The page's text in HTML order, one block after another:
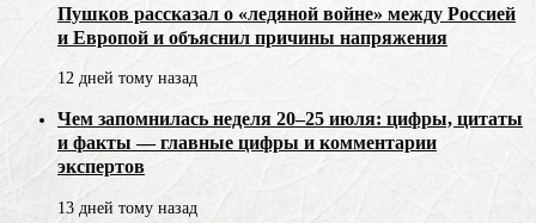
Пушков рассказал о «ледяной войне» между Россией
и Европой и объяснил причины напряжения
12 дней тому назад
Чем запомнилась неделя 20–25 июля: цифры, цитаты
и факты — главные цифры и комментарии
экспертов
13 дней тому назад